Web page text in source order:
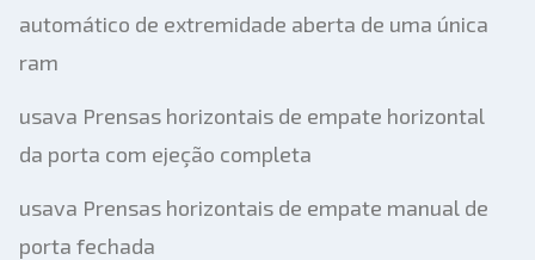
automático de extremidade aberta de uma única
ram
usava Prensas horizontais de empate horizontal
da porta com ejeção completa
usava Prensas horizontais de empate manual de
porta fechada